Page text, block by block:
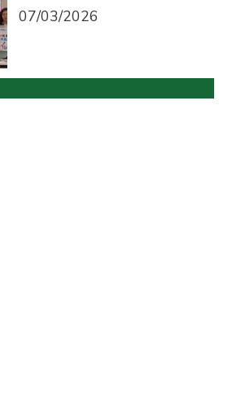
07/03/2026